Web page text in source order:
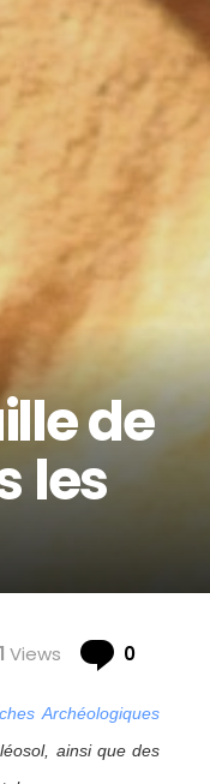
de
les
Views 0
Archéologiques
ainsi que des